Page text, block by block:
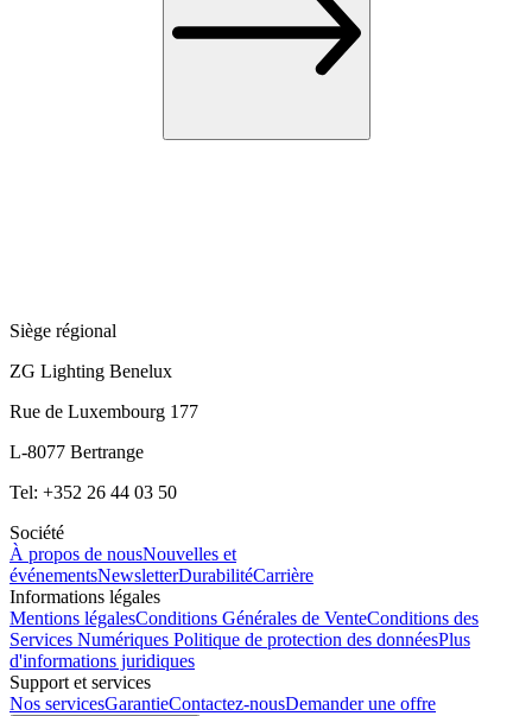
Siège régional
ZG Lighting Benelux
Rue de Luxembourg 177
L-8077 Bertrange
Tel: +352 26 44 03 50
Société
À propos de nousNouvelles et
événementsNewsletterDurabilitéCarrière
Informations légales
Mentions légalesConditions Générales de VenteConditions des
Services Numériques Politique de protection des donnéesPlus
d'informations juridiques
Support et services
Nos servicesGarantieContactez-nousDemander une offre